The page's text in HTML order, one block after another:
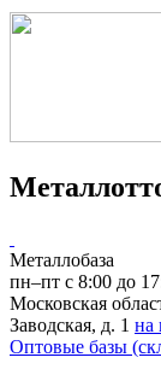
Металлобаза
пн–пт с 8:00 до
Московская
Заводская, д. 1 на
Оптовые базы